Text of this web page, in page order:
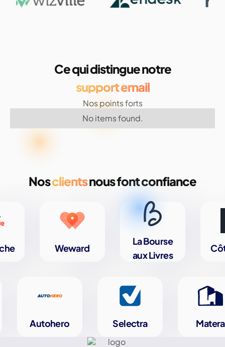
Ce qui distingue notre
support email
Nos points forts
No items found.
Nosclientsnous font confiance
Weward
La Bourse
aux Livres
Autohero Selectra Matera